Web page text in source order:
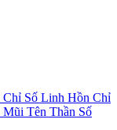
Chỉ Số Linh Hồn Chỉ
Mũi Tên Thần Số